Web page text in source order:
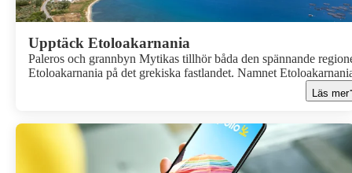
Upptäck Etoloakarnania
Paleros och grannbyn Mytikas tillhör båda den spännande
Etoloakarnania på det grekiska fastlandet. Namnet
låter kanske krångligt, men det är egentligen en kombination av
gamla landskap: Etolien och Akarnanien. Här får du uppleva allt
och samma resa!
Läs mer